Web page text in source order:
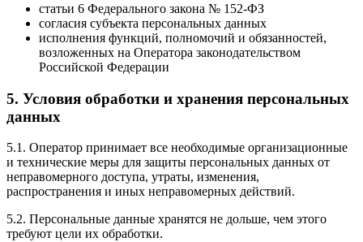
статьи 6 Федерального закона № 152-ФЗ
согласия субъекта персональных данных
исполнения функций, полномочий и обязанностей,
возложенных на Оператора законодательством
Российской Федерации
5. Условия обработки и хранения персональных
данных
5.1. Оператор принимает все необходимые организационные
и технические меры для защиты персональных данных от
неправомерного доступа, утраты, изменения,
распространения и иных неправомерных действий.
5.2. Персональные данные хранятся не дольше, чем этого
требуют цели их обработки.